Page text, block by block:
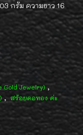
กรัม ความยาว 16
Gold Jewelry) ,
, สร้อยคอทอง ค่ะ